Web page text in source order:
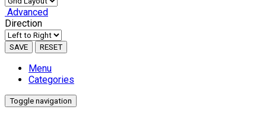
Advanced
Direction
SAVE RESET
Menu
Categories
Toggle navigation